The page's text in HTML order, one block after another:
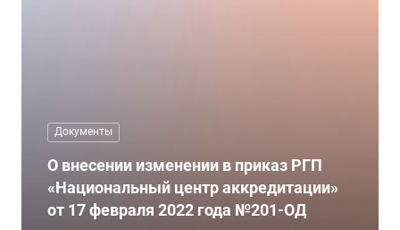
Документы
О внесении изменении в приказ РГП
«Национальный центр аккредитации»
от 17 февраля 2022 года №201-ОД